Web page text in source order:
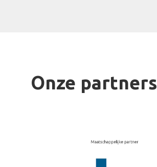
Onze partners